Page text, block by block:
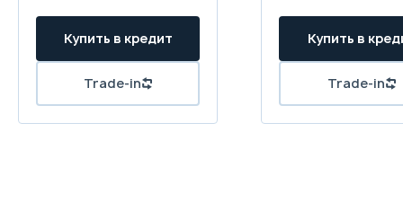
Купить в кредит
Trade-in
Купить в
Trade-in